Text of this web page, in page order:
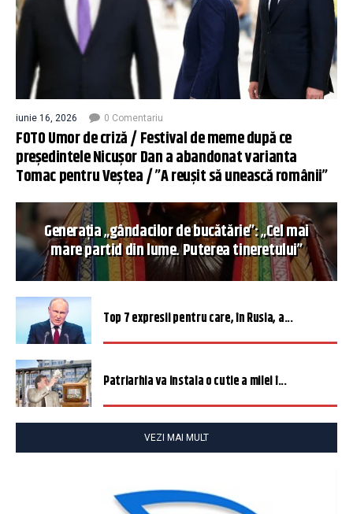
iunie 16, 2026 0 Comentariu
FOTO Umor de criză / Festival de meme după ce
președintele Nicușor Dan a abandonat varianta
Tomac pentru Veștea / ”A reușit să unească românii”
Generația „gândacilor de bucătărie”: „Cel mai
mare partid din lume. Puterea tineretului”
Top 7 expresii pentru care, în Rusia, a...
Patriarhia va instala o cutie a milei î...
VEZI MAI MULT